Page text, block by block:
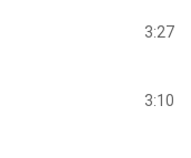
3:27
3:10